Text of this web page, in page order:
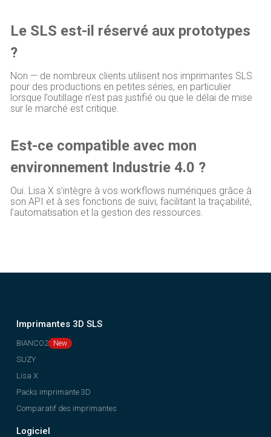
Le SLS est-il réservé aux prototypes
?
Non — de nombreux clients utilisent nos imprimantes SLS
pour des productions en petites séries, en particulier
lorsque l’outillage n’est pas justifié ou que le délai de mise
sur le marché est critique.
Est-ce compatible avec mon
environnement Industrie 4.0 ?
Oui. Lisa X s’intègre à vos workflows numériques grâce à
son API et à ses fonctions de suivi, facilitant la traçabilité,
l’automatisation et la gestion des ressources.
Imprimantes 3D SLS
BIANCO2
SUZY
Lisa X
Packs imprimante 3D
Comparatif des imprimantes
Logiciel